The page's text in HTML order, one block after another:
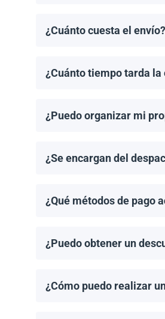
¿Cuánto cuesta el envío?
¿Cuánto tiempo tarda la
¿Puedo organizar mi
¿Se encargan del
¿Qué métodos de pago
¿Puedo obtener un
¿Cómo puedo realizar